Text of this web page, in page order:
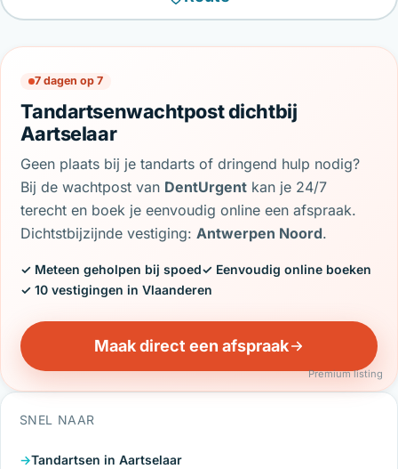
7 dagen op 7
Tandartsenwachtpost dichtbij
Aartselaar
Geen plaats bij je tandarts of dringend hulp nodig?
Bij de wachtpost van DentUrgent kan je 24/7
terecht en boek je eenvoudig online een afspraak.
Dichtstbijzijnde vestiging:Antwerpen Noord.
✓ Meteen geholpen bij spoed✓ Eenvoudig online boeken
✓ 10 vestigingen in Vlaanderen
Maak direct een afspraak
Premium listing
SNEL NAAR
Tandartsen in Aartselaar